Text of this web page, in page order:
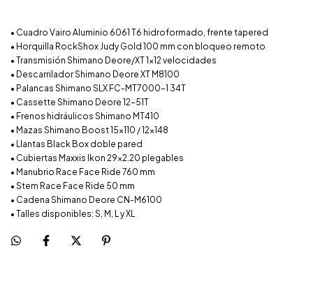
• Cuadro Vairo Aluminio 6061 T6 hidroformado, frente tapered
• Horquilla RockShox Judy Gold 100 mm con bloqueo remoto
• Transmisión Shimano Deore/XT 1x12 velocidades
• Descarrilador Shimano Deore XT M8100
• Palancas Shimano SLX FC-MT7000-1 34T
• Cassette Shimano Deore 12-51T
• Frenos hidráulicos Shimano MT410
• Mazas Shimano Boost 15x110 / 12x148
• Llantas Black Box doble pared
• Cubiertas Maxxis Ikon 29x2.20 plegables
• Manubrio Race Face Ride 760 mm
• Stem Race Face Ride 50 mm
• Cadena Shimano Deore CN-M6100
• Talles disponibles: S, M, L y XL